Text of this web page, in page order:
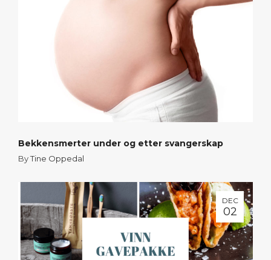
Bekkensmerter under og etter svangerskap
ByTine Oppedal
DEC
02